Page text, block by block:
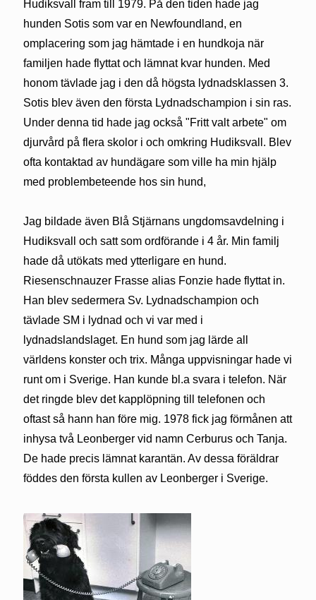
Hudiksvall fram till 1979. På den tiden hade jag
hunden Sotis som var en Newfoundland, en
omplacering som jag hämtade i en hundkoja när
familjen hade flyttat och lämnat kvar hunden. Med
honom tävlade jag i den då högsta lydnadsklassen 3.
Sotis blev även den första Lydnadschampion i sin ras.
Under denna tid hade jag också "Fritt valt arbete" om
djurvård på flera skolor i och omkring Hudiksvall. Blev
ofta kontaktad av hundägare som ville ha min hjälp
med problembeteende hos sin hund,
Jag bildade även Blå Stjärnans ungdomsavdelning i
Hudiksvall och satt som ordförande i 4 år. Min familj
hade då utökats med ytterligare en hund.
Riesenschnauzer Frasse alias Fonzie hade flyttat in.
Han blev sedermera Sv. Lydnadschampion och
tävlade SM i lydnad och vi var med i
lydnadslandslaget. En hund som jag lärde all
världens konster och trix. Många uppvisningar hade vi
runt om i Sverige. Han kunde bl.a svara i telefon. När
det ringde blev det kapplöpning till telefonen och
oftast så hann han före mig. 1978 fick jag förmånen att
inhysa två Leonberger vid namn Cerburus och Tanja.
De hade precis lämnat karantän. Av dessa föräldrar
föddes den första kullen av Leonberger i Sverige.